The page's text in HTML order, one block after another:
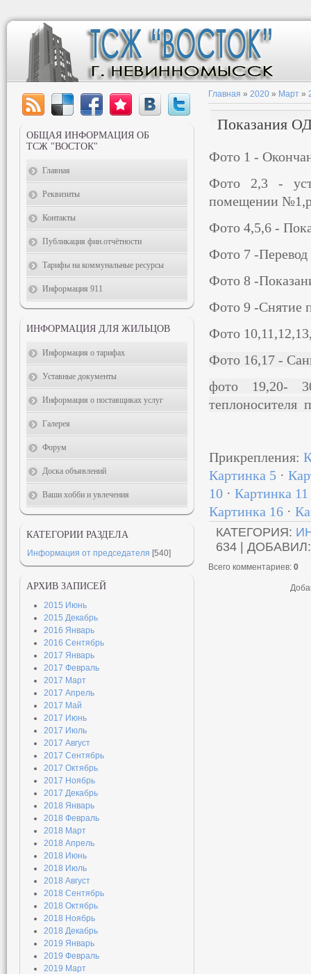
Главная » 2020 » Март »
Показания
Фото 1 -
Фото 2,3 -
помещении
Фото 4,5,6 -
Фото 7 -Перевод
Фото 8 -
Фото 9 -Снятие
Фото
Фото 16,17 -
фото 19,20-
теплоносителя
Прикрепления:
Картинка 5 ·
10 · Картинка 11
Картинка 16 ·
КАТЕГОРИЯ:
634 | ДОБАВИЛ
Всего комментариев: 0
ОБЩАЯ ИНФОРМАЦИЯ ОБ
ТСЖ "ВОСТОК"
Главная
Реквизиты
Контакты
Публикация фин.отчётности
Тарифы на коммунальные ресурсы
Информация 911
ИНФОРМАЦИЯ ДЛЯ ЖИЛЬЦОВ
Информация о тарифах
Уставные документы
Информация о поставщиках услуг
Галерея
Форум
Доска объявлений
Ваши хобби и увлечения
КАТЕГОРИИ РАЗДЕЛА
Информация от председателя [540]
АРХИВ ЗАПИСЕЙ
2015 Июнь
2015 Декабрь
2016 Январь
2016 Сентябрь
2017 Январь
2017 Февраль
2017 Март
2017 Апрель
2017 Май
2017 Июнь
2017 Июль
2017 Август
2017 Сентябрь
2017 Октябрь
2017 Ноябрь
2017 Декабрь
2018 Январь
2018 Февраль
2018 Март
2018 Апрель
2018 Июнь
2018 Июль
2018 Август
2018 Сентябрь
2018 Октябрь
2018 Ноябрь
2018 Декабрь
2019 Январь
2019 Февраль
2019 Март